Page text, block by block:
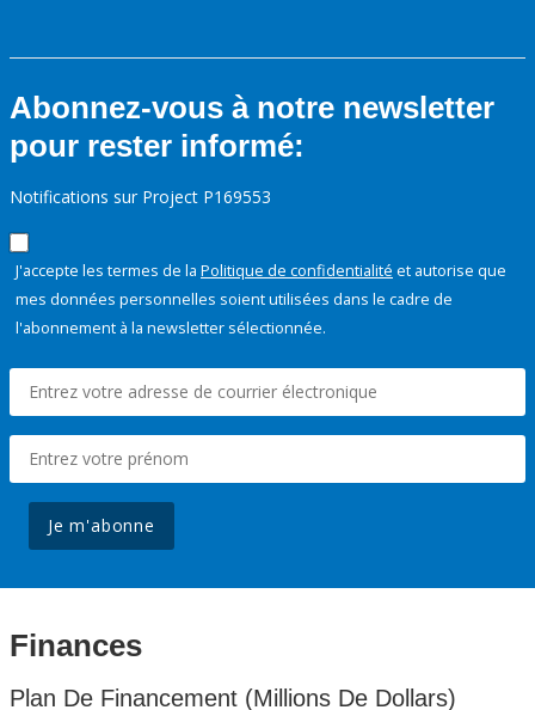
Abonnez-vous à notre newsletter
pour rester informé:
Notifications sur Project P169553
J'accepte les termes de la Politique de confidentialité et autorise que
mes données personnelles soient utilisées dans le cadre de
l'abonnement à la newsletter sélectionnée.
Je m'abonne
Finances
Plan De Financement (Millions De Dollars)